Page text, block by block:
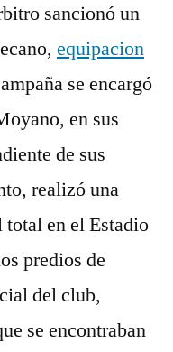
sancionó un
equipacion
se encargó
en sus
de sus
realizó una
en el Estadio
predios de
del club,
se encontraban